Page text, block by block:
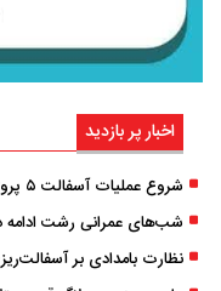
اخبار پر بازدید